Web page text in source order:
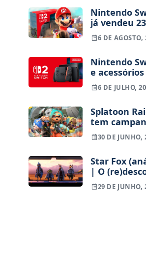
um jogo
Nintendo
já vendeu
milhões de
unidades e
da Switch
no mesmo
período
6 DE AGOSTO,
Nintendo
e
receber
com
utilizador na
Europa
6 DE JULHO,
Splatoon
tem
cooperativa
princípio ao
30 DE JUNHO,
Star Fox
| O
uma
adormecida
29 DE JUNHO,